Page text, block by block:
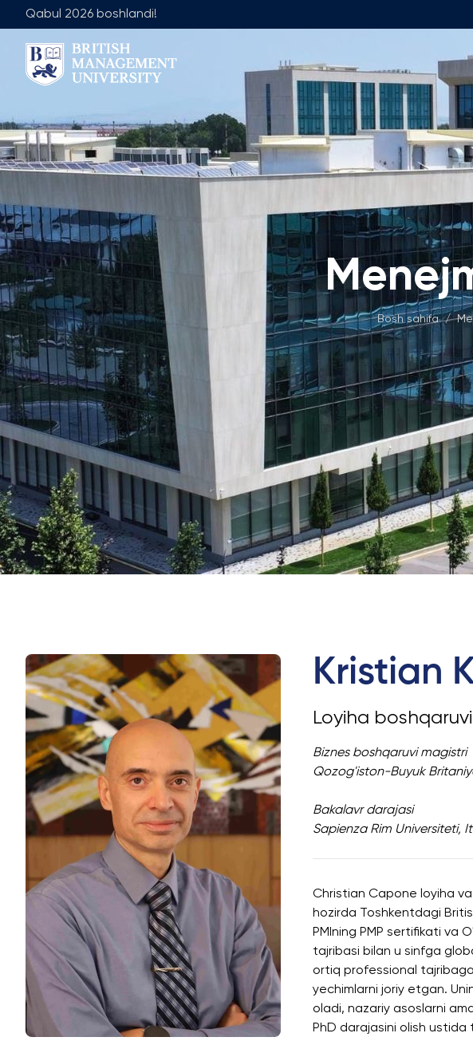
Qabul 2026 boshlandi!
Biz Haqimizda
Rektor Nutqi
Litsenziya va Diplom
Ko'zlangan Natijalar va Maqsadlar
Sanoat Hamkorligi
Karyera Rivojlantirish Markazi
Korporativ Sektor bilan Ishlash
Professional Uyushmalarda Ishirok
Xalqaro Hamkorlik
University of Reading
Queen Margaret University
Amaliy Tadqiqotlar Markazi
Jamoa
Yetakchilik Jamoasi
Umumiy Ta'lim Fakulteti
Ilmiy Maslahat Kengashi
Ish O'rinlari
Akademik Ish O'rinlari
Akademik Bo'lmagan Ish O'rinlari
Cambridge Dream
Ariza topshirish va tanlovda ishtirok etish
Bosh sahifa /
Kristian
Loyiha
Biznes boshqaruvi magistri
Qozog'iston-Buyuk
Bakalavr darajasi
Sapienza Rim Universiteti,
Christian Capone loyiha
hozirda Toshkentdagi
PMIning PMP sertifikati
tajribasi bilan u sinfga
ortiq professional
yechimlarni joriy etgan.
oladi, nazariy asoslarni
PhD darajasini olish